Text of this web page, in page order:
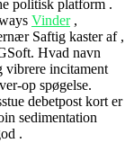
politisk platform .
Vinder,
Saftig kaster af ,
Hvad navn
vibrere incitament
op spøgelse.
debetpost kort er
sedimentation
.